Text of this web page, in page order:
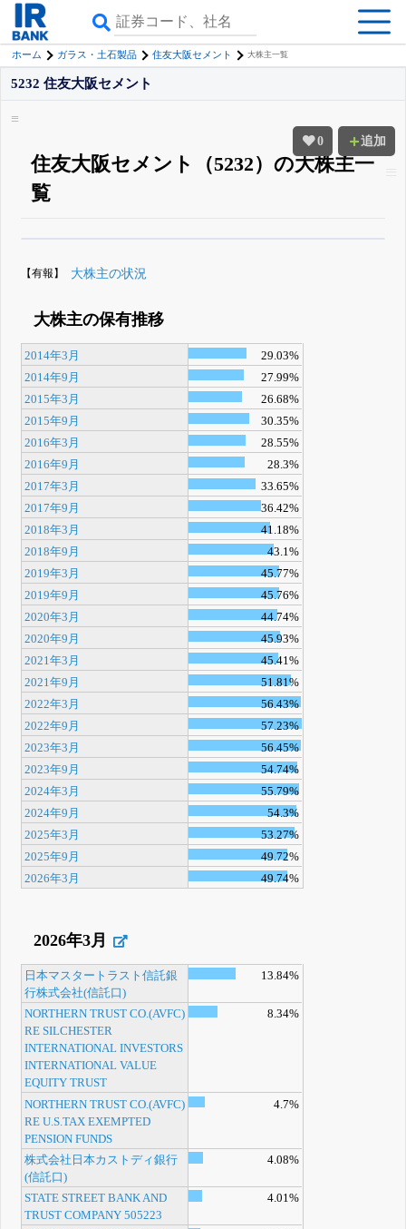
ホーム ガラス・土石製品 住友大阪セメント 大株主一覧
0 追加
5232 住友大阪セメント
住友大阪セメント（5232）の大株主一
覧
に詳しく分かる無料でβ版をはじめる
【有報】 大株主の状況
大株主の保有推移
2014年3月
29.03%
2014年9月
27.99%
2015年3月
26.68%
2015年9月
30.35%
2016年3月
28.55%
2016年9月
28.3%
2017年3月
33.65%
2017年9月
36.42%
2018年3月
41.18%
2018年9月
43.1%
2019年3月
45.77%
2019年9月
45.76%
2020年3月
44.74%
2020年9月
45.93%
2021年3月
45.41%
2021年9月
51.81%
2022年3月
56.43%
2022年9月
57.23%
2023年3月
56.45%
2023年9月
54.74%
2024年3月
55.79%
2024年9月
54.3%
2025年3月
53.27%
2025年9月
49.72%
2026年3月
49.74%
2026年3月
日本マスタートラスト信託銀
行株式会社(信託口)
13.84%
NORTHERN TRUST CO.(AVFC)
RE SILCHESTER
INTERNATIONAL INVESTORS
INTERNATIONAL VALUE
EQUITY TRUST
8.34%
NORTHERN TRUST CO.(AVFC)
RE U.S.TAX EXEMPTED
PENSION FUNDS
4.7%
株式会社日本カストディ銀行
(信託口)
4.08%
STATE STREET BANK AND
TRUST COMPANY 505223
4.01%